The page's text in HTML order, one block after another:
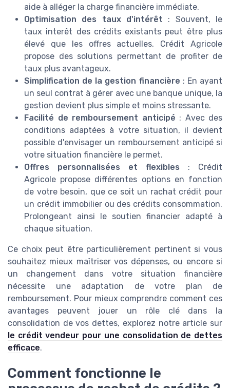
aide à alléger la charge financière immédiate.
Optimisation des taux d'intérêt : Souvent, le
taux interêt des crédits existants peut être plus
élevé que les offres actuelles. Crédit Agricole
propose des solutions permettant de profiter de
taux plus avantageux.
Simplification de la gestion financière : En ayant
un seul contrat à gérer avec une banque unique, la
gestion devient plus simple et moins stressante.
Facilité de remboursement anticipé : Avec des
conditions adaptées à votre situation, il devient
possible d'envisager un remboursement anticipé si
votre situation financière le permet.
Offres personnalisées et flexibles : Crédit
Agricole propose différentes options en fonction
de votre besoin, que ce soit un rachat crédit pour
un crédit immobilier ou des crédits consommation.
Prolongeant ainsi le soutien financier adapté à
chaque situation.
Ce choix peut être particulièrement pertinent si vous
souhaitez mieux maîtriser vos dépenses, ou encore si
un changement dans votre situation financière
nécessite une adaptation de votre plan de
remboursement. Pour mieux comprendre comment ces
avantages peuvent jouer un rôle clé dans la
consolidation de vos dettes, explorez notre article sur
le crédit vendeur pour une consolidation de dettes
efficace.
Comment fonctionne le